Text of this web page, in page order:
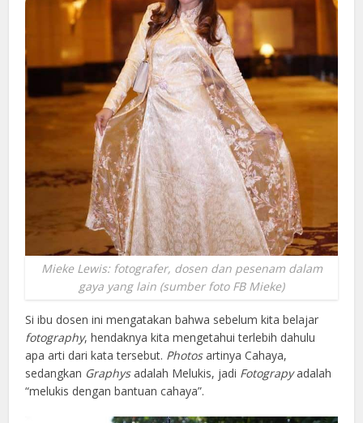
Mieke Lewis: fotografer, dosen dan pesenam dalam
gaya yang lain (sumber foto FB Mieke)
Si ibu dosen ini mengatakan bahwa sebelum kita belajar
fotography, hendaknya kita mengetahui terlebih dahulu
apa arti dari kata tersebut. Photosartinya Cahaya,
sedangkan Graphysadalah Melukis, jadi Fotograpyadalah
“melukis dengan bantuan cahaya”.